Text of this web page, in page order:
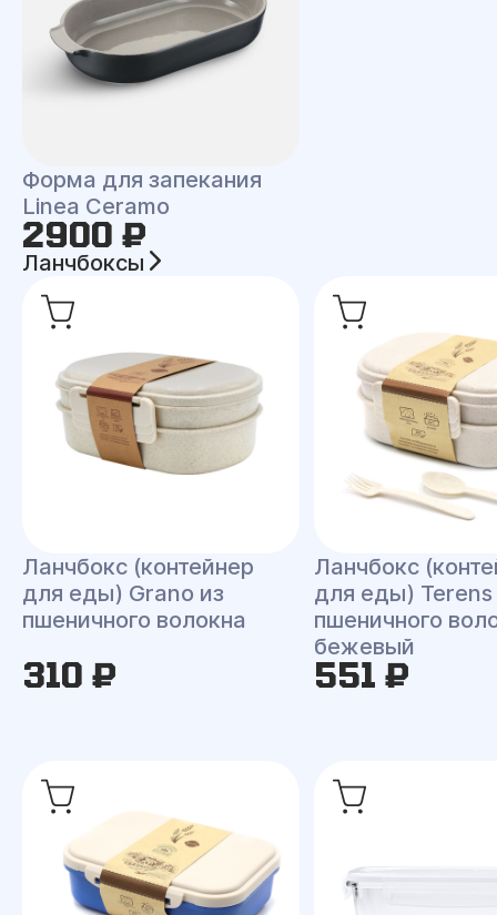
Форма для запекания
Linea Ceramo
2900 ₽
Ланчбоксы
Ланчбокс (контейнер
для еды) Grano из
пшеничного волокна
310 ₽
Ланчбокс
для еды) Terens
пшеничного
бежевый
551 ₽